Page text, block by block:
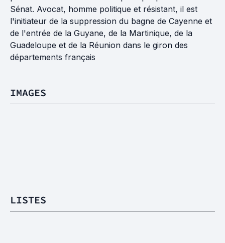
Sénat. Avocat, homme politique et résistant, il est
l'initiateur de la suppression du bagne de Cayenne et
de l'entrée de la Guyane, de la Martinique, de la
Guadeloupe et de la Réunion dans le giron des
départements français
IMAGES
LISTES